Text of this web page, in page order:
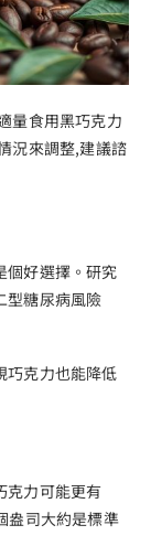
量食用黑巧克力
況來調整,建議諮
個好選擇。研究
型糖尿病風險
巧克力也能降低
克力可能更有
盎司大約是標準